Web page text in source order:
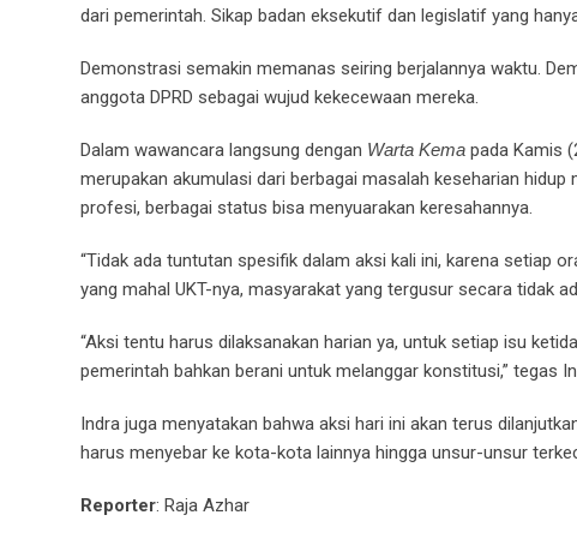
dari pemerintah. Sikap badan eksekutif dan legislatif yang
Demonstrasi semakin memanas seiring berjalannya waktu.
anggota DPRD sebagai wujud kekecewaan mereka.
Dalam wawancara langsung dengan Warta Kema pada Kamis
merupakan akumulasi dari berbagai masalah keseharian
profesi, berbagai status bisa menyuarakan keresahannya.
“Tidak ada tuntutan spesifik dalam aksi kali ini, karena setiap
yang mahal UKT-nya, masyarakat yang tergusur secara tidak
“Aksi tentu harus dilaksanakan harian ya, untuk setiap isu
pemerintah bahkan berani untuk melanggar konstitusi,” tegas
Indra juga menyatakan bahwa aksi hari ini akan terus
harus menyebar ke kota-kota lainnya hingga unsur-unsur
Reporter: Raja Azhar